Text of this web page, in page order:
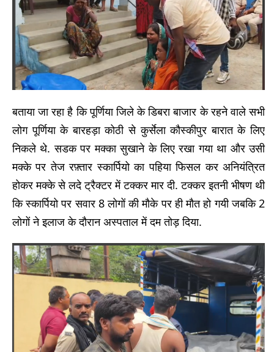
बताया जा रहा है कि पूर्णिया जिले के डिबरा बाजार के रहने वाले सभी
लोग पूर्णिया के बारहड़ा कोठी से कुर्सेला कौस्कीपुर बारात के लिए
निकले थे. सडक पर मक्का सुखाने के लिए रखा गया था और उसी
मक्के पर तेज रफ़्तार स्कार्पियो का पहिया फिसल कर अनियंत्रित
होकर मक्के से लदे ट्रैक्टर में टक्कर मार दी. टक्कर इतनी भीषण थी
कि स्कार्पियो पर सवार 8 लोगों की मौके पर ही मौत हो गयी जबकि 2
लोगों ने इलाज के दौरान अस्पताल में दम तोड़ दिया.